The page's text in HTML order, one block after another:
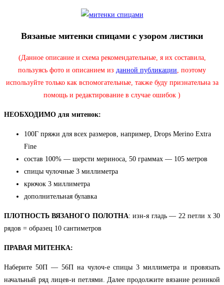
Вязаные митенки спицами с узором листики
(Данное описание и схема рекомендательные, я их составила,
пользуясь фото и описанием из данной публикации, поэтому
используйте только как вспомогательные, также буду признательна за
помощь и редактирование в случае ошибок )
НЕОБХОДИМО для митенок:
100Г пряжи для всех размеров, например, Drops Merino Extra
Fine
состав 100% — шерсти мериноса, 50 граммах — 105 метров
спицы чулочные 3 миллиметра
крючок 3 миллиметра
дополнительная булавка
ПЛОТНОСТЬ ВЯЗАНОГО ПОЛОТНА: изн-я гладь — 22 петли х 30
рядов = образец 10 сантиметров
ПРАВАЯ МИТЕНКА:
Наберите 50П — 56П на чулоч-е спицы 3 миллиметра и провязать
начальный ряд лицев-и петлями. Далее продолжите вязание резинкой